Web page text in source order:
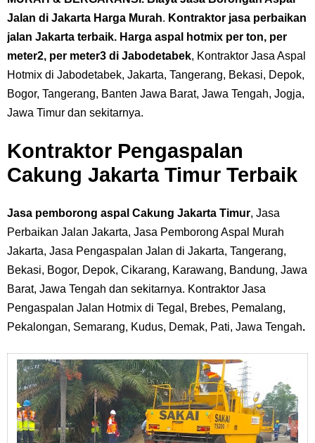
Jalan di Jakarta Harga Murah. Kontraktor jasa perbaikan
jalan Jakarta terbaik. Harga aspal hotmix per ton, per
meter2, per meter3 di Jabodetabek, Kontraktor Jasa Aspal
Hotmix di Jabodetabek, Jakarta, Tangerang, Bekasi, Depok,
Bogor, Tangerang, Banten Jawa Barat, Jawa Tengah, Jogja,
Jawa Timur dan sekitarnya.
Kontraktor Pengaspalan
Cakung Jakarta Timur Terbaik
Jasa pemborong aspal Cakung Jakarta Timur, Jasa
Perbaikan Jalan Jakarta, Jasa Pemborong Aspal Murah
Jakarta, Jasa Pengaspalan Jalan di Jakarta, Tangerang,
Bekasi, Bogor, Depok, Cikarang, Karawang, Bandung, Jawa
Barat, Jawa Tengah dan sekitarnya. Kontraktor Jasa
Pengaspalan Jalan Hotmix di Tegal, Brebes, Pemalang,
Pekalongan, Semarang, Kudus, Demak, Pati, Jawa Tengah.